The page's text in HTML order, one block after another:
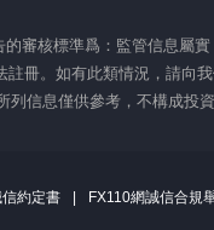
審核標準爲：監管信息屬
冊。如有此類情況，請向
列信息僅供參考，不構成投
約定書 | FX110網誠信合規